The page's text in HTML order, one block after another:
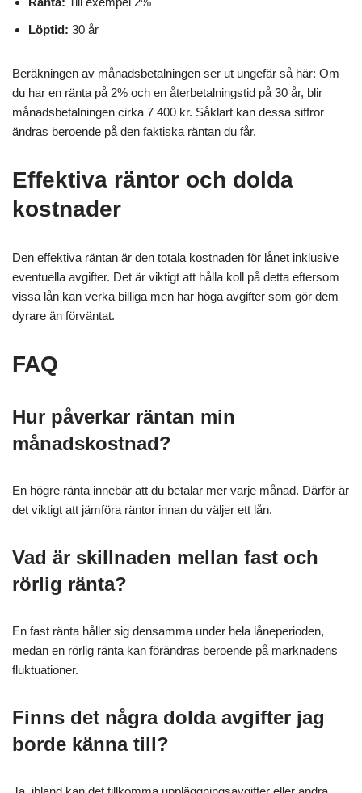
Löptid: 30 år
Beräkningen av månadsbetalningen ser ut ungefär så här: Om
du har en ränta på 2% och en återbetalningstid på 30 år, blir
månadsbetalningen cirka 7 400 kr. Såklart kan dessa siffror
ändras beroende på den faktiska räntan du får.
Effektiva räntor och dolda
kostnader
Den effektiva räntan är den totala kostnaden för lånet inklusive
eventuella avgifter. Det är viktigt att hålla koll på detta eftersom
vissa lån kan verka billiga men har höga avgifter som gör dem
dyrare än förväntat.
FAQ
Hur påverkar räntan min
månadskostnad?
En högre ränta innebär att du betalar mer varje månad. Därför är
det viktigt att jämföra räntor innan du väljer ett lån.
Vad är skillnaden mellan fast och
rörlig ränta?
En fast ränta håller sig densamma under hela låneperioden,
medan en rörlig ränta kan förändras beroende på marknadens
fluktuationer.
Finns det några dolda avgifter jag
borde känna till?